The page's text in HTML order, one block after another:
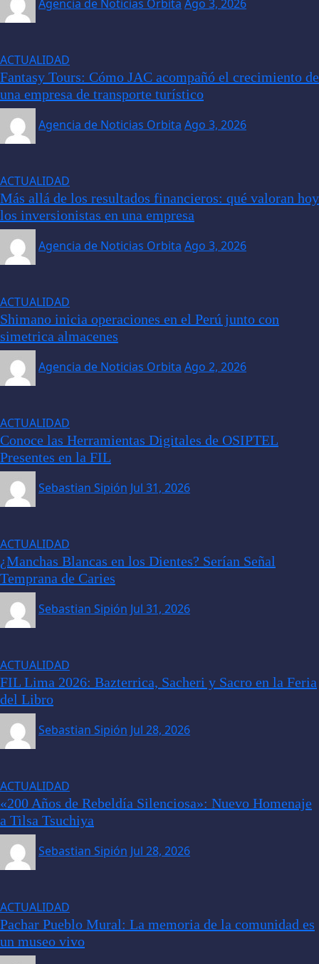
Agencia de Noticias Orbita Ago 3, 2026
ACTUALIDAD
Fantasy Tours: Cómo JAC acompañó el crecimiento de
una empresa de transporte turístico
Agencia de Noticias Orbita Ago 3, 2026
ACTUALIDAD
Más allá de los resultados financieros: qué valoran hoy
los inversionistas en una empresa
Agencia de Noticias Orbita Ago 3, 2026
ACTUALIDAD
Shimano inicia operaciones en el Perú junto con
simetrica almacenes
Agencia de Noticias Orbita Ago 2, 2026
ACTUALIDAD
Conoce las Herramientas Digitales de OSIPTEL
Presentes en la FIL
Sebastian Sipión Jul 31, 2026
ACTUALIDAD
¿Manchas Blancas en los Dientes? Serían Señal
Temprana de Caries
Sebastian Sipión Jul 31, 2026
ACTUALIDAD
FIL Lima 2026: Bazterrica, Sacheri y Sacro en la Feria
del Libro
Sebastian Sipión Jul 28, 2026
ACTUALIDAD
«200 Años de Rebeldía Silenciosa»: Nuevo Homenaje
a Tilsa Tsuchiya
Sebastian Sipión Jul 28, 2026
ACTUALIDAD
Pachar Pueblo Mural: La memoria de la comunidad es
un museo vivo